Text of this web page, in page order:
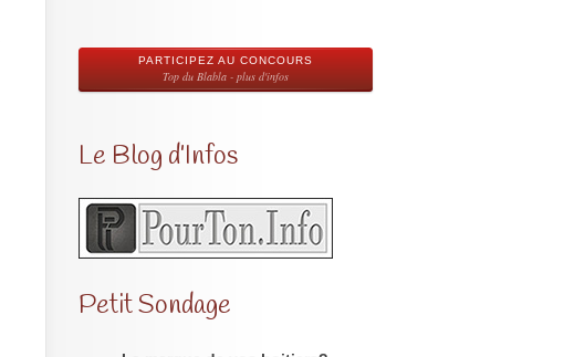
PARTICIPEZ AU CONCOURS
Top du Blabla - plus d'infos
Le Blog d’Infos
Petit Sondage